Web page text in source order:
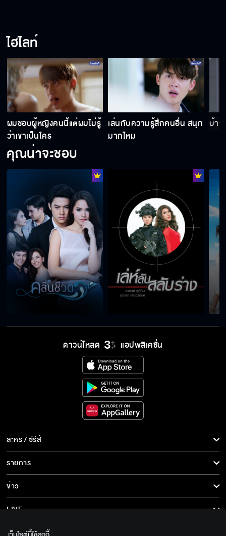
ไฮไลท์
ผมชอบผู้หญิงคนนี้แต่ผมไม่รู้
ว่าเขาเป็นใคร
เล่นกับความรู้สึกคนอื่น สนุก
มากไหม
บ้า
คุณน่าจะชอบ
ดาวน์โหลด แอปพลิเคชั่น
ละคร / ซีรีส์
ละคร/ซีรีส์
ซีรีส์นานาชาติ
การ์ตูน & เกม
รายการ
รายการทั้งหมด
ข่าว
ข่าวทั้งหมด
LIVE
เกี่ยวกับเรา